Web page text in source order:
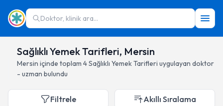
Doktor, klinik ara...
Sağlıklı Yemek Tarifleri, Mersin
Mersin içinde toplam 4Sağlıklı Yemek Tarifleri uygulayan doktor
- uzman bulundu
Filtrele Akıllı Sıralama